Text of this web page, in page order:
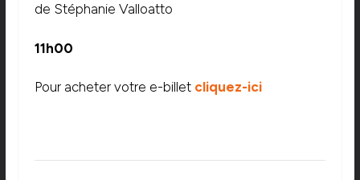
de Stéphanie Valloatto
11h00
Pour acheter votre e-billet cliquez-ici